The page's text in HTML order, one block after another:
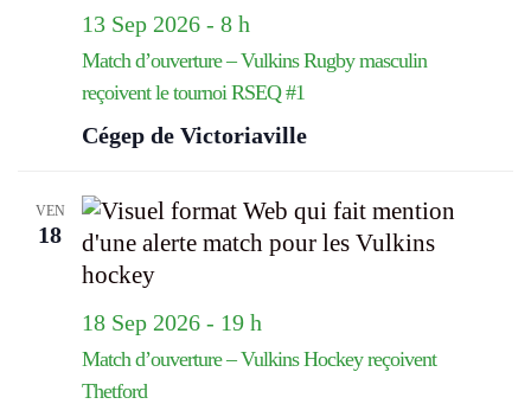
13 Sep 2026 - 8 h
Match d’ouverture – Vulkins Rugby masculin
reçoivent le tournoi RSEQ #1
Cégep de Victoriaville
VEN
18
18 Sep 2026 - 19 h
Match d’ouverture – Vulkins Hockey reçoivent
Thetford